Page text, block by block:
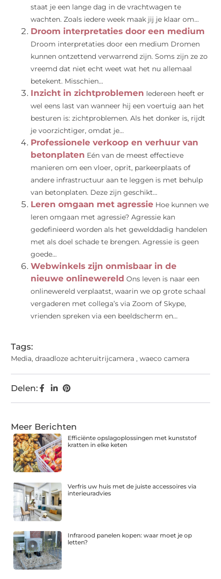
staat je een lange dag in de vrachtwagen te
wachten. Zoals iedere week maak jij je klaar om...
Droom interpretaties door een medium
Droom interpretaties door een medium Dromen
kunnen ontzettend verwarrend zijn. Soms zijn ze zo
vreemd dat niet echt weet wat het nu allemaal
betekent. Misschien...
Inzicht in zichtproblemen Iedereen heeft er
wel eens last van wanneer hij een voertuig aan het
besturen is: zichtproblemen. Als het donker is, rijdt
je voorzichtiger, omdat je...
Professionele verkoop en verhuur van
betonplaten Eén van de meest effectieve
manieren om een vloer, oprit, parkeerplaats of
andere infrastructuur aan te leggen is met behulp
van betonplaten. Deze zijn geschikt...
Leren omgaan met agressie Hoe kunnen we
leren omgaan met agressie? Agressie kan
gedefinieerd worden als het gewelddadig handelen
met als doel schade te brengen. Agressie is geen
goede...
Webwinkels zijn onmisbaar in de
nieuwe onlinewereld Ons leven is naar een
onlinewereld verplaatst, waarin we op grote schaal
vergaderen met collega’s via Zoom of Skype,
vrienden spreken via een beeldscherm en...
Tags:
Media,draadloze achteruitrijcamera ,waeco camera
Delen:
Meer Berichten
Efficiënte opslagoplossingen met kunststof
kratten in elke keten
Verfris uw huis met de juiste accessoires via
interieuradvies
Infrarood panelen kopen: waar moet je op
letten?